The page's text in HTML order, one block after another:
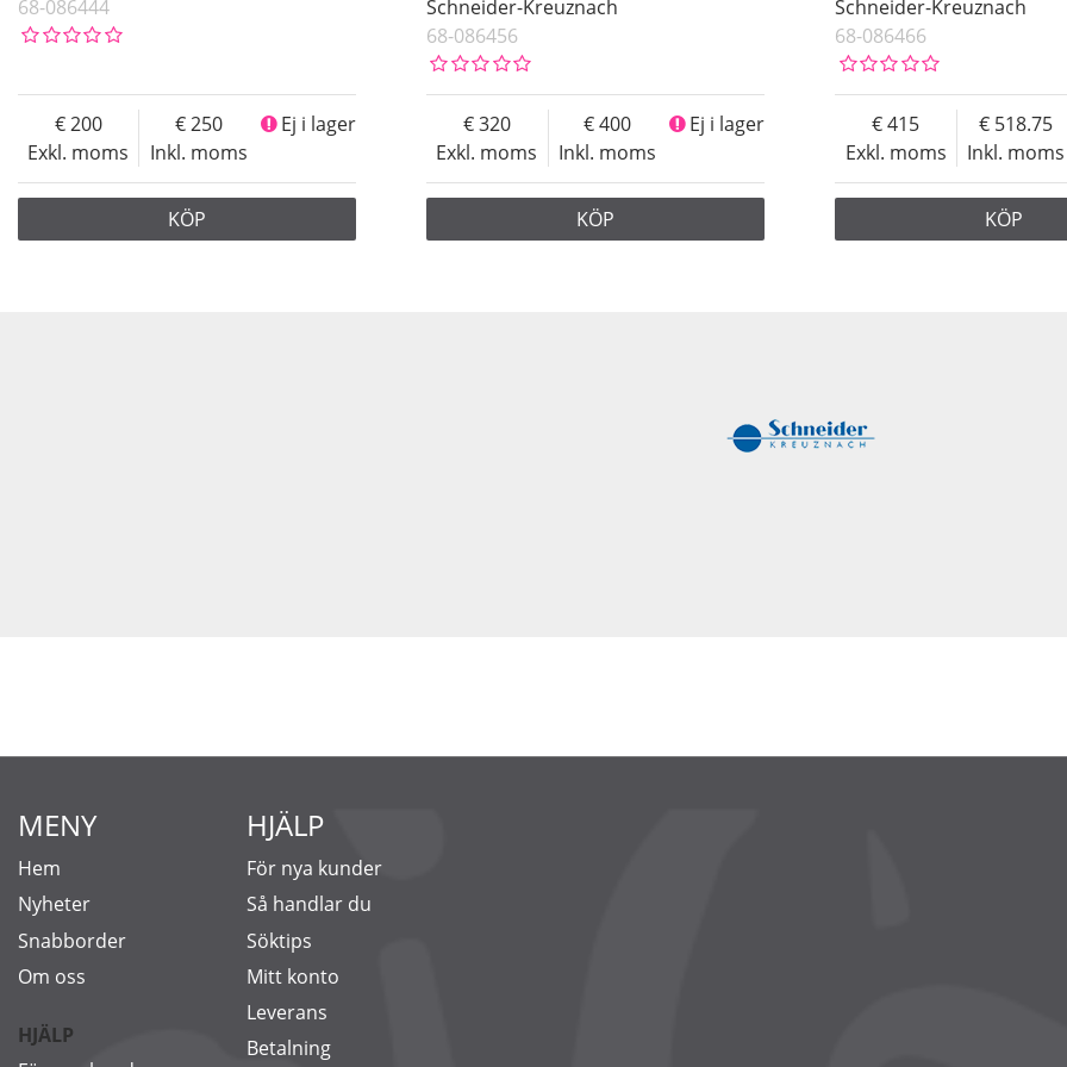
68-086444
Exkl. moms
200
Inkl. moms
250 Ej i lager
KÖP
Schneider-Kreuznach
68-086456
Exkl. moms
320
Inkl. moms
400 Ej i lager
KÖP
Schneider-Kreuznach
68-086466
Exkl. moms
415
Inkl. moms
518.75
KÖP
MENY
Hem
Nyheter
Snabborder
Om oss
HJÄLP
HJÄLP
För nya kunder
Så handlar du
Söktips
Mitt konto
Leverans
Betalning